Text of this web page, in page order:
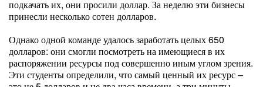
подкачать их, они просили доллар. За неделю эти бизнесы
принесли несколько сотен долларов.
Однако одной команде удалось заработать целых 650
долларов: они смогли посмотреть на имеющиеся в их
распоряжении ресурсы под совершенно иным углом зрения.
Эти студенты определили, что самый ценный их ресурс –